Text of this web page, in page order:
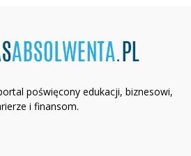
poświęcony edukacji, biznesowi,
i finansom.